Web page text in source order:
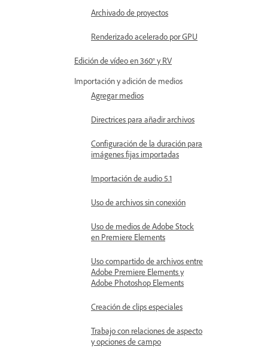
Archivado de proyectos
Renderizado acelerado por GPU
Edición de vídeo en 360° y RV
Importación y adición de medios
Agregar medios
Directrices para añadir archivos
Configuración de la duración para
imágenes fijas importadas
Importación de audio 5.1
Uso de archivos sin conexión
Uso de medios de Adobe Stock
en Premiere Elements
Uso compartido de archivos entre
Adobe Premiere Elements y
Adobe Photoshop Elements
Creación de clips especiales
Trabajo con relaciones de aspecto
y opciones de campo